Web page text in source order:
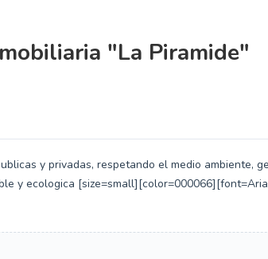
"La Piramide"
y privadas, respetando el medio ambiente,
y ecologica